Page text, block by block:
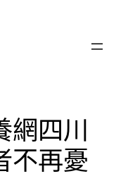
網四川
不再憂